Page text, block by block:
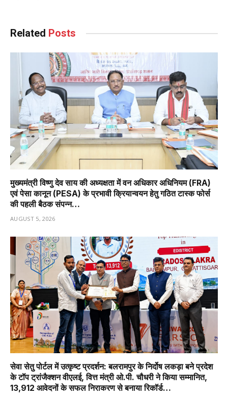
Related Posts
मुख्यमंत्री विष्णु देव साय की अध्यक्षता में वन अधिकार अधिनियम (FRA)
एवं पेसा कानून (PESA) के प्रभावी क्रियान्वयन हेतु गठित टास्क फोर्स
की पहली बैठक संपन्न…
AUGUST 5, 2026
सेवा सेतु पोर्टल में उत्कृष्ट प्रदर्शन: बलरामपुर के निर्दोष लकड़ा बने प्रदेश
के टॉप ट्रांजैक्शन वीएलई, वित्त मंत्री ओ.पी. चौधरी ने किया सम्मानित,
13,912 आवेदनों के सफल निराकरण से बनाया रिकॉर्ड…